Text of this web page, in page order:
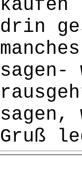
drin
sagen-
sagen,
Gruß